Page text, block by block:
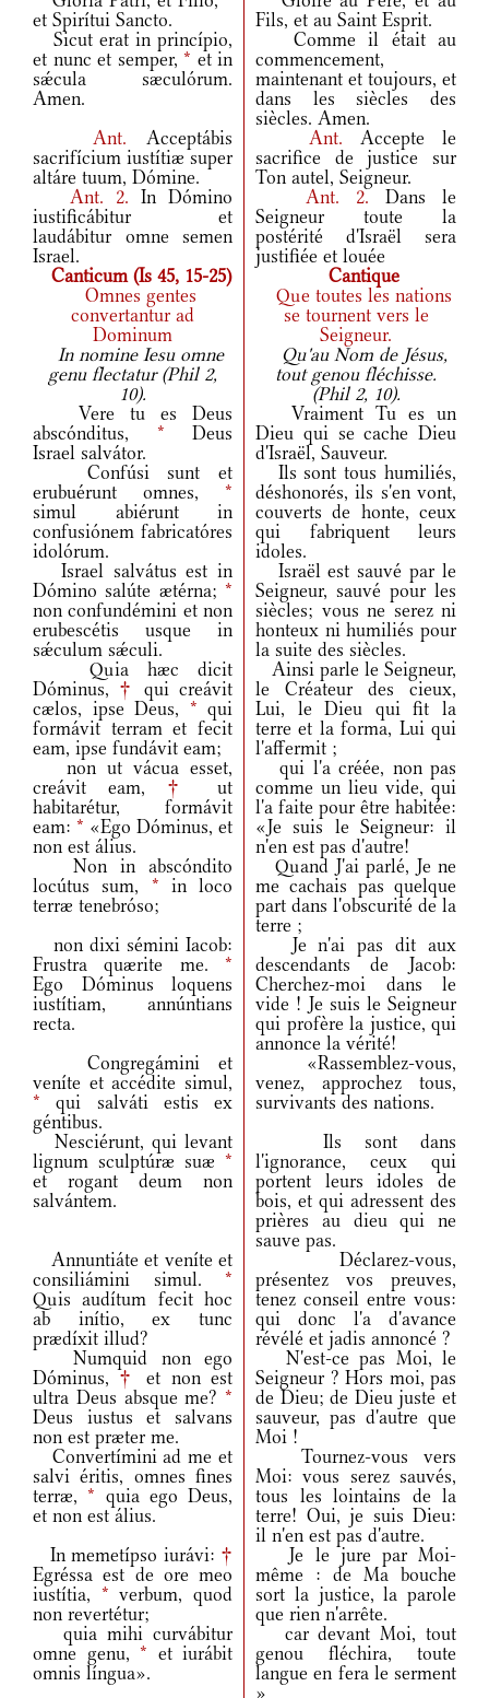
et Spirítui Sancto.
Fils, et au Saint Esprit.
Sicut erat in princípio,
et nunc et semper, * et in
sǽcula sæculórum.
Amen.
Comme il était au
commencement,
maintenant et toujours, et
dans les siècles des
siècles. Amen.
Ant. Acceptábis
sacrifícium iustítiæ super
altáre tuum, Dómine.
Ant. Accepte le
sacrifice de justice sur
Ton autel, Seigneur.
Ant. 2. In Dómino
iustificábitur et
laudábitur omne semen
Israel.
Ant. 2. Dans le
Seigneur toute la
postérité d'Israël sera
justifiée et louée
Canticum (Is 45, 15-25)
Cantique
Omnes gentes
convertantur ad
Dominum
Que toutes les nations
se tournent vers le
Seigneur.
In nomine Iesu omne
genu flectatur (Phil 2,
10).
Qu'au Nom de Jésus,
tout genou fléchisse.
(Phil 2, 10).
Vere tu es Deus
abscónditus, * Deus
Israel salvátor.
Vraiment Tu es un
Dieu qui se cache Dieu
d'Israël, Sauveur.
Confúsi sunt et
erubuérunt omnes, *
simul abiérunt in
confusiónem fabricatóres
idolórum.
Ils sont tous humiliés,
déshonorés, ils s'en vont,
couverts de honte, ceux
qui fabriquent leurs
idoles.
Israel salvátus est in
Dómino salúte ætérna; *
non confundémini et non
erubescétis usque in
sǽculum sǽculi.
Israël est sauvé par le
Seigneur, sauvé pour les
siècles; vous ne serez ni
honteux ni humiliés pour
la suite des siècles.
Quia hæc dicit
Dóminus, †
qui creávit
cælos, ipse Deus, * qui
formávit terram et fecit
eam, ipse fundávit eam;
Ainsi parle le Seigneur,
le Créateur des cieux,
Lui, le Dieu qui fit la
terre et la forma, Lui qui
l'affermit ;
non ut vácua esset,
creávit eam, †
ut
habitarétur, formávit
eam: * «Ego Dóminus, et
non est álius.
qui l'a créée, non pas
comme un lieu vide, qui
l'a faite pour être habitée:
«Je suis le Seigneur: il
n'en est pas d'autre!
Non in abscóndito
locútus sum, * in loco
terræ tenebróso;
Quand J'ai parlé, Je ne
me cachais pas quelque
part dans l'obscurité de la
terre ;
non dixi sémini Iacob:
Frustra quærite me. *
Ego Dóminus loquens
iustítiam, annúntians
recta.
Je n'ai pas dit aux
descendants de Jacob:
Cherchez-moi dans le
vide ! Je suis le Seigneur
qui profère la justice, qui
annonce la vérité!
Congregámini et
veníte et accédite simul,
* qui salváti estis ex
géntibus.
«Rassemblez-vous,
venez, approchez tous,
survivants des nations.
Nesciérunt, qui levant
lignum sculptúræ suæ *
et rogant deum non
salvántem.
Ils sont dans
l'ignorance, ceux qui
portent leurs idoles de
bois, et qui adressent des
prières au dieu qui ne
sauve pas.
Annuntiáte et veníte et
consiliámini simul. *
Quis audítum fecit hoc
ab inítio, ex tunc
prædíxit illud?
Déclarez-vous,
présentez vos preuves,
tenez conseil entre vous:
qui donc l'a d'avance
révélé et jadis annoncé ?
Numquid non ego
Dóminus, †
et non est
ultra Deus absque me? *
Deus iustus et salvans
non est præter me.
N'est-ce pas Moi, le
Seigneur ? Hors moi, pas
de Dieu; de Dieu juste et
sauveur, pas d'autre que
Moi !
Convertímini ad me et
salvi éritis, omnes fines
terræ,* quia ego Deus,
et non est álius.
Tournez-vous vers
Moi: vous serez sauvés,
tous les lointains de la
terre! Oui, je suis Dieu:
il n'en est pas d'autre.
In memetípso iurávi: †
Egréssa est de ore meo
iustítia, * verbum, quod
non revertétur;
Je le jure par Moi-
même : de Ma bouche
sort la justice, la parole
que rien n'arrête.
quia mihi curvábitur
omne genu, * et iurábit
omnis língua».
car devant Moi, tout
genou fléchira, toute
langue en fera le serment
»